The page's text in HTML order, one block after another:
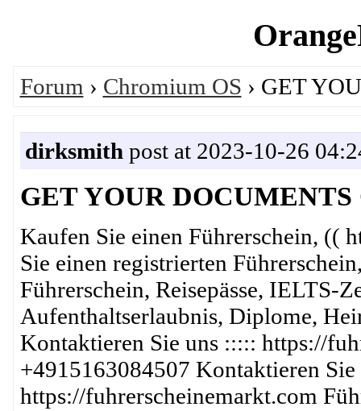
Forum › Chromium OS › GET
dirksmith post at 2023-10-26
GET YOUR
Kaufen Sie einen Führerschein, ((
Sie einen registrierten
Führerschein, Reisepässe, IELTS-
Aufenthaltserlaubnis, Diplome,
Kontaktieren Sie uns ::::: https://
+4915163084507 Kontaktieren
https://fuhrerscheinemarkt.com